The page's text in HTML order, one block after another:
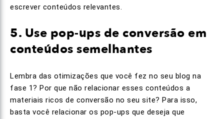
escrever conteúdos relevantes.
5. Use pop-ups de conversão em
conteúdos semelhantes
Lembra das otimizações que você fez no seu blog na
fase 1? Por que não relacionar esses conteúdos a
materiais ricos de conversão no seu site? Para isso,
basta você relacionar os pop-ups que deseja que